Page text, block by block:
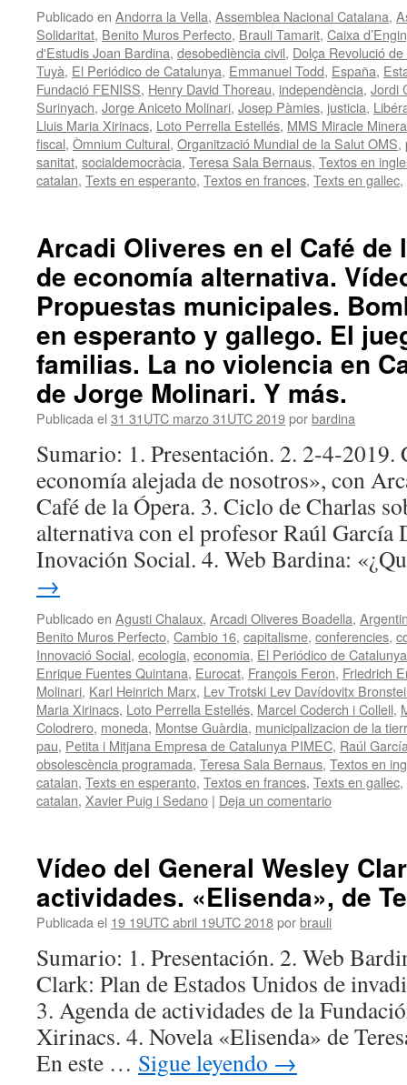
Publicado en Andorra la Vella, Assemblea Nacional Catalana,
Solidaritat, Benito Muros Perfecto, Brauli Tamarit, Caixa
d'Estudis Joan Bardina, desobediència civil, Dolça Revolució
Tuyà, El Periódico de Catalunya, Emmanuel Todd, España,
Fundació FENISS, Henry David Thoreau, independència, Jordi
Surinyach, Jorge Aniceto Molinari, Josep Pàmies, justicia,
Lluis Maria Xirinacs, Loto Perrella Estellés, MMS Miracle
fiscal, Òmnium Cultural, Organització Mundial de la Salut OMS,
sanitat, socialdemocràcia, Teresa Sala Bernaus, Textos en
catalan, Texts en esperanto, Textos en frances, Texts en gallec,
Arcadi Oliveres en el Café de
de economía alternativa.
Propuestas municipales.
en esperanto y gallego. El
familias. La no violencia en
de Jorge Molinari. Y más.
Publicada el 31 31UTC marzo 31UTC 2019porbardina
Sumario: 1. Presentación. 2.
economía alejada de nosotros», con
Café de la Ópera. 3. Ciclo de Charlas
alternativa con el profesor Raúl García
Inovación Social. 4. Web Bardina:
→
Publicado en Agusti Chalaux, Arcadi Oliveres Boadella,
Benito Muros Perfecto, Cambio 16, capitalisme, conferencies,
Innovació Social, ecologia, economia, El Periódico de Catalunya
Enrique Fuentes Quintana, Eurocat, François Feron, Friedrich
Molinari, Karl Heinrich Marx, Lev Trotski Lev Davídovitx
Maria Xirinacs, Loto Perrella Estellés, Marcel Coderch i Collell,
Colodrero, moneda, Montse Guàrdia, municipalizacion de la
pau, Petita i Mitjana Empresa de Catalunya PIMEC, Raúl
obsolescència programada, Teresa Sala Bernaus, Textos en
catalan, Texts en esperanto, Textos en frances, Texts en gallec,
catalan, Xavier Puig i Sedano | Deja un comentario
Vídeo del General Wesley
actividades. «Elisenda», de
Publicada el 19 19UTC abril 19UTC 2018porbrauli
Sumario: 1. Presentación. 2. Web
Clark: Plan de Estados Unidos de
3. Agenda de actividades de la
Xirinacs. 4. Novela «Elisenda» de
En este … Sigue leyendo →